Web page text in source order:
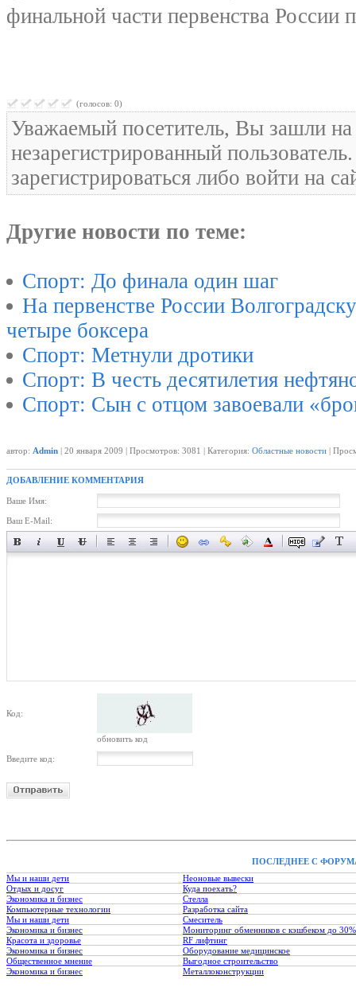
финальной части первенства России
(голосов: 0)
Уважаемый посетитель, Вы зашли на
незарегистрированный
зарегистрироваться либо войти на
Другие новости по теме:
Спорт: До финала один шаг
На первенстве России
четыре боксера
Спорт: Метнули дротики
Спорт: В честь десятилетия
Спорт: Сын с отцом завоевали
автор: Admin | 20 января 2009 | Просмотров: 3081 | Категория: Областные новости |
ДОБАВЛЕНИЕ КОММЕНТАРИЯ
Ваше Имя:
Ваш E-Mail:
Код:
обновить код
Введите код:
ПОСЛЕДНЕЕ С
Мы и наши дети
Неоновые вывески
Отдых и досуг
Куда поехать?
Экономика и бизнес
Стелла
Компьютерные технологии
Разработка сайта
Мы и наши дети
Смеситель
Экономика и бизнес
Мониторинг обменников с кэшбеком до 30%
Красота и здоровье
RF лифтинг
Экономика и бизнес
Оборудование медицинское
Общественное мнение
Выгодное строительство
Экономика и бизнес
Металлоконструкции